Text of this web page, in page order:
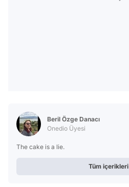
Beril Özge Danacı
Onedio Üyesi
The cake is a lie.
Tüm içerikleri